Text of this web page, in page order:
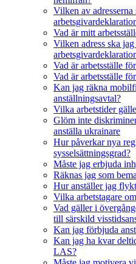
Vilken av adresserna
Vad är mitt
Vilken adress ska
Vad är arbetsställe
Vad är arbetsställe
Kan jag räkna
anställningsavtal?
Vilka arbetstider
Glöm inte
anställa ukrainare
Hur påverkar nya
sysselsättningsgrad?
Måste jag erbjuda
Räknas jag som
Hur anställer jag
Vilka arbetstagare
Vad gäller i
till särskild
Kan jag förbjuda
Kan jag ha kvar
LAS?